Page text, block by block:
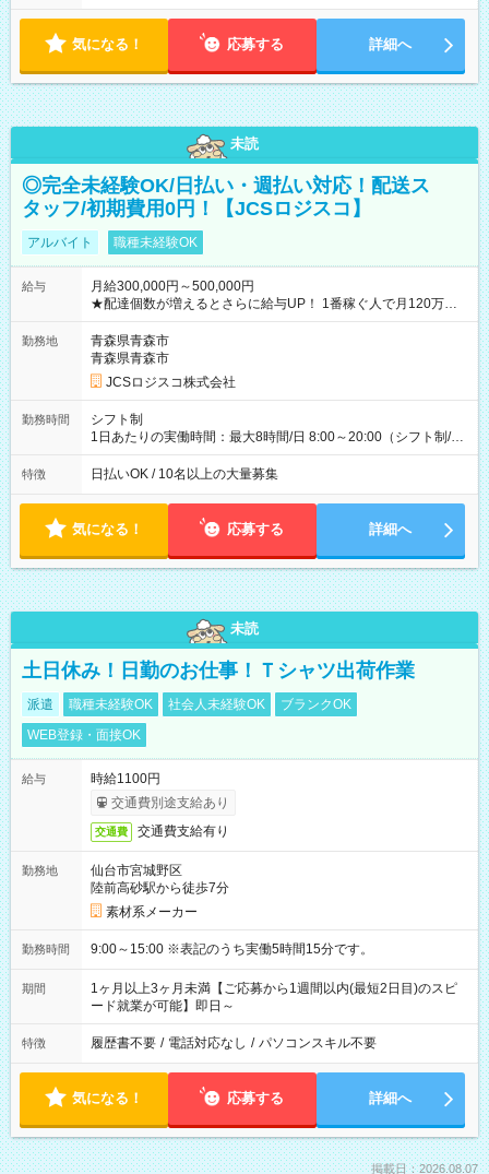
気になる！ 応募する 詳細へ
未読
◎完全未経験OK/日払い・週払い対応！配送ス
タッフ/初期費用0円！【JCSロジスコ】
アルバイト 職種未経験OK
給与
月給300,000円～500,000円
★配達個数が増えるとさらに給与UP！ 1番稼ぐ人で月120万ほ
ど！ ・主要都市エリア 月収55万円／週5日稼働 月収65万~112
万円／週6日稼働 ・地方郊外エリア 月収40万円／週5日稼働 月
収40万円~50万円／週6日稼働 ＜モデルイメージ＞ ■月収50万
円 (27歳男性/江東区在住)※元建築関係 1日150個配達×25日勤務
(日休み) ■月収80万円(43歳男性/墨田区在住)※元営業 1日200個
勤務地
青森県青森市
青森県青森市
JCSロジスコ株式会社
勤務時間
シフト制
1日あたりの実働時間：最大8時間/日 8:00～20:00（シフト制/実
働8時間） ※週5日勤務（場所次第では週4も有り） ※配達状況
によって時間外での勤務可能性有り ※案件により多少の前後あ
特徴 日払いOK / 10名以上の大量募集
気になる！ 応募する 詳細へ
未読
土日休み！日勤のお仕事！Ｔシャツ出荷作業
派遣 職種未経験OK 社会人未経験OK
ブランクOK
WEB登録・面接OK
給与
時給1100円
交通費別途支給あり
交通費 交通費支給有り
勤務地
仙台市宮城野区
陸前高砂駅から徒歩7分
素材系メーカー
勤務時間 9:00～15:00 ※表記のうち実働5時間15分です。
期間
1ヶ月以上3ヶ月未満【ご応募から1週間以内(最短2日目)のスピ
ード就業が可能】即日～
特徴 履歴書不要 / 電話対応なし / パソコンスキル不要
気になる！ 応募する 詳細へ
掲載日：2026.08.07